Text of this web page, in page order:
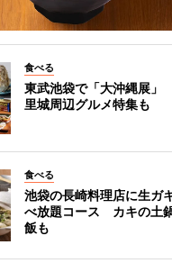
食べる
東武池袋で「大沖縄展
里城周辺グルメ特集も
食べる
池袋の長崎料理店に生ガ
べ放題コース カキの土
飯も